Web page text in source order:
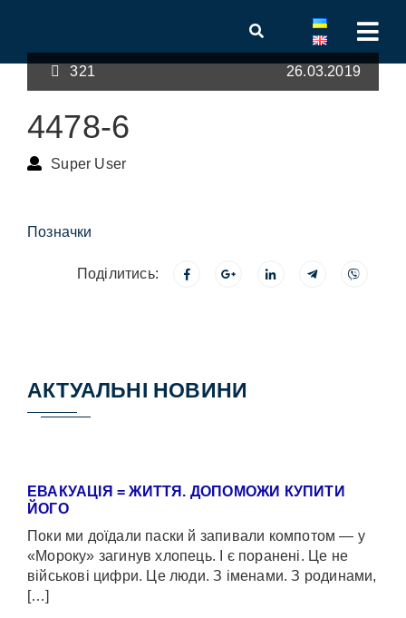
321 26.03.2019
4478-6
Super User
Позначки
Поділитись:
АКТУАЛЬНІ НОВИНИ
ЕВАКУАЦІЯ = ЖИТТЯ. ДОПОМОЖИ КУПИТИ
ЙОГО
Поки ми доїдали паски й запивали компотом — у
«Мороку» загинув хлопець. І є поранені. Це не
військові цифри. Це люди. З іменами. З родинами,
[…]